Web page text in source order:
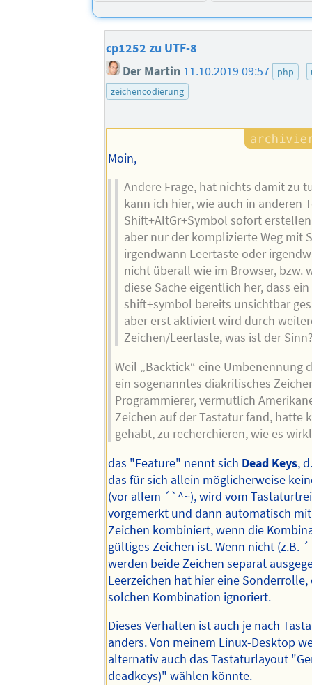
cp1252 zu UTF-8
Der Martin 11.10.2019 09:57 php
zeichencodierung
Moin,
Andere Frage, hat nichts damit zu
kann ich hier, wie auch in anderen
Shift+AltGr+Symbol sofort
aber nur der komplizierte Weg mit
irgendwann Leertaste oder
nicht überall wie im Browser, bzw.
diese Sache eigentlich her, dass
shift+symbol bereits unsichtbar
aber erst aktiviert wird durch
Zeichen/Leertaste, was ist der
Weil „Backtick“ eine Umbenennung
ein sogenanntes diakritisches
Programmierer, vermutlich
Zeichen auf der Tastatur fand, hatte
gehabt, zu recherchieren, wie es
das "Feature" nennt sich Dead Keys,
das für sich allein möglicherweise
(vor allem ´`^~), wird vom
vorgemerkt und dann automatisch
Zeichen kombiniert, wenn die
gültiges Zeichen ist. Wenn nicht (z.B.
werden beide Zeichen separat
Leerzeichen hat hier eine Sonderrolle,
solchen Kombination ignoriert.
Dieses Verhalten ist auch je nach
anders. Von meinem Linux-Desktop
alternativ auch das Tastaturlayout
deadkeys)" wählen könnte.